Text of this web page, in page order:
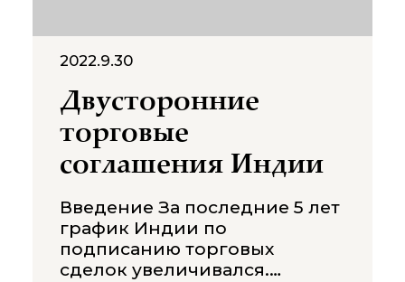
2022.9.30
Двусторонние
торговые
соглашения Индии
Введение За последние 5 лет
график Индии по
подписанию торговых
сделок увеличивался.